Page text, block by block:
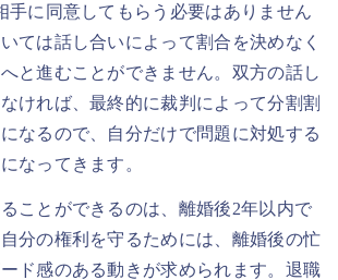
手に同意してもらう必要はありません
ては話し合いによって割合を決めなく
と進むことができません。双方の話し
ければ、最終的に裁判によって分割割
なるので、自分だけで問題に対処する
なってきます。
ことができるのは、離婚後2年以内で
分の権利を守るためには、離婚後の忙
ド感のある動きが求められます。退職